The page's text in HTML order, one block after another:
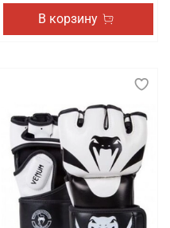
В корзину